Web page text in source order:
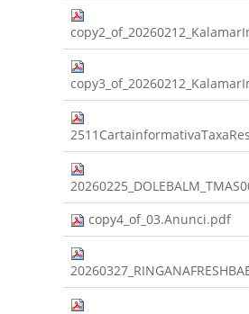
copy4_of_03.Anunci.pdf